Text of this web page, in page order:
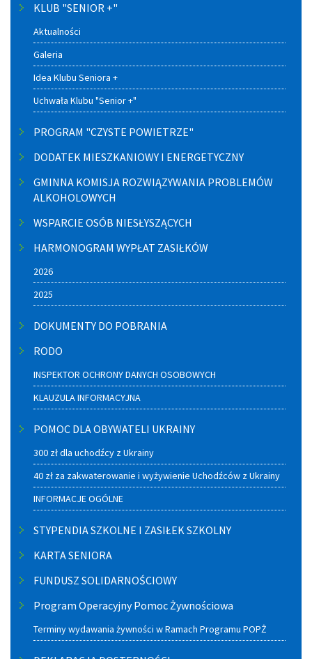
KLUB "SENIOR +"
Aktualności
Galeria
Idea Klubu Seniora +
Uchwała Klubu "Senior +"
PROGRAM "CZYSTE POWIETRZE"
DODATEK MIESZKANIOWY I ENERGETYCZNY
GMINNA KOMISJA ROZWIĄZYWANIA PROBLEMÓW
ALKOHOLOWYCH
WSPARCIE OSÓB NIESŁYSZĄCYCH
HARMONOGRAM WYPŁAT ZASIŁKÓW
2026
2025
DOKUMENTY DO POBRANIA
RODO
INSPEKTOR OCHRONY DANYCH OSOBOWYCH
KLAUZULA INFORMACYJNA
POMOC DLA OBYWATELI UKRAINY
300 zł dla uchodźcy z Ukrainy
40 zł za zakwaterowanie i wyżywienie Uchodźców z Ukrainy
INFORMACJE OGÓLNE
STYPENDIA SZKOLNE I ZASIŁEK SZKOLNY
KARTA SENIORA
FUNDUSZ SOLIDARNOŚCIOWY
Program Operacyjny Pomoc Żywnościowa
Terminy wydawania żywności w Ramach Programu POPŻ